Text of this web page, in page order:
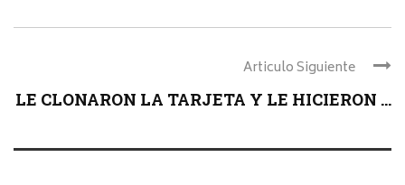
Articulo Siguiente
LE CLONARON LA TARJETA Y LE HICIERON ...